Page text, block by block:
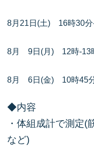
8月21日(土) 16時30
8月 9日(月) 12時-13
8月 6日(金) 10時45
◆内容
・体組成計で測定(
など)